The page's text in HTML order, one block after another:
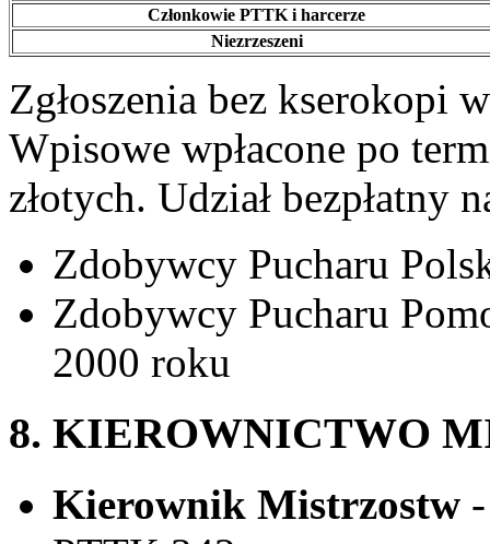
Członkowie PTTK i harcerze
Niezrzeszeni
Zgłoszenia bez kserokopi
Wpisowe wpłacone po
złotych. Udział bezpłatny
Zdobywcy Pucharu
Zdobywcy Pucharu
2000 roku
8. KIEROWNICTWO
Kierownik Mistrzostw